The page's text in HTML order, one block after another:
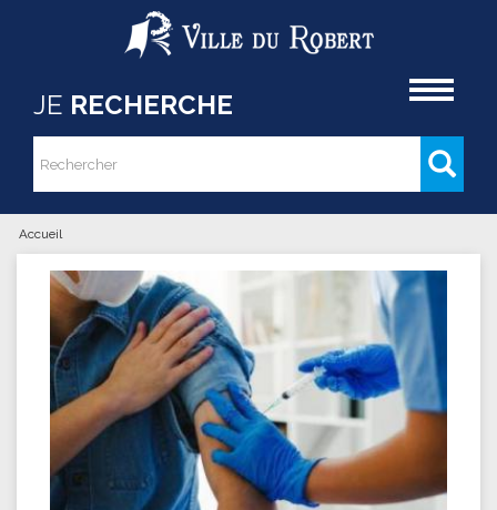
Aller au contenu principal
JE RECHERCHE
Formulaire de recherche
Rechercher
Vous êtes ici
Accueil